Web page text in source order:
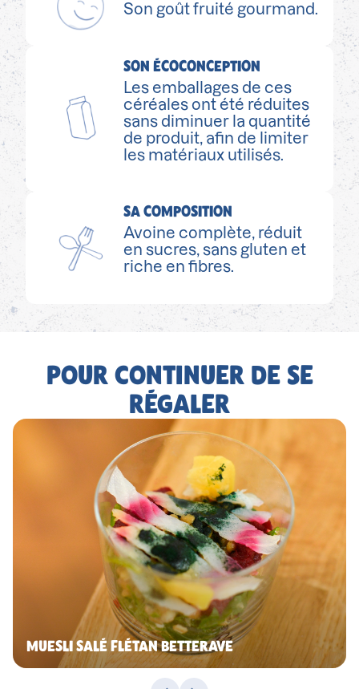
Son goût fruité gourmand.
SON ÉCOCONCEPTION
Les emballages de ces
céréales ont été réduites
sans diminuer la quantité
de produit, afin de limiter
les matériaux utilisés.
SA COMPOSITION
Avoine complète, réduit
en sucres, sans gluten et
riche en fibres.
POUR CONTINUER DE SE
RÉGALER
MUESLI SALÉ FLÉTAN BETTERAVE